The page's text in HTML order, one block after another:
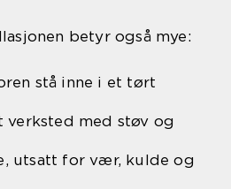
betyr også mye:
stå inne i et tørt
verksted med støv og
utsatt for vær, kulde og